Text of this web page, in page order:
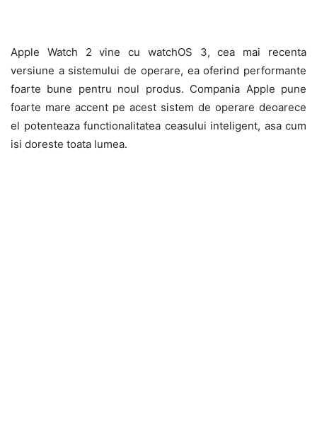
Apple Watch 2 vine cu watchOS 3, cea mai recenta
versiune a sistemului de operare, ea oferind performante
foarte bune pentru noul produs. Compania Apple pune
foarte mare accent pe acest sistem de operare deoarece
el potenteaza functionalitatea ceasului inteligent, asa cum
isi doreste toata lumea.